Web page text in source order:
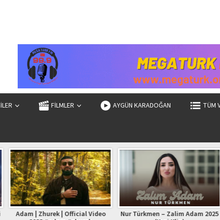
FİLMLER AYGÜN KARADOĞAN TÜM
Official Video
Nur Türkmen – Zalim Adam 2025
Mahmud